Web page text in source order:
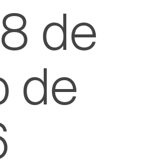
de
de
18/05/2026 by Adminmkt
Inside Stories